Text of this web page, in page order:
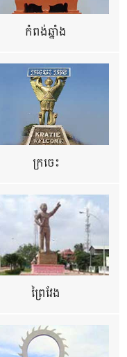
កំពង់ឆ្នាំង
ក្រចេះ
ព្រៃវែង